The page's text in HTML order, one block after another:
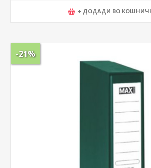
+ ДОДАДИ ВО
-21%